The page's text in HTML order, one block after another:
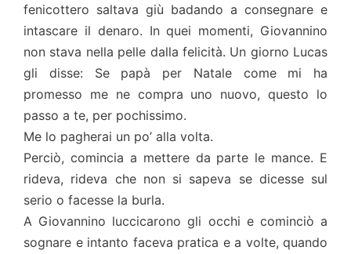
fenicottero saltava giù badando a consegnare e
intascare il denaro. In quei momenti, Giovannino
non stava nella pelle dalla felicità. Un giorno Lucas
gli disse: Se papà per Natale come mi ha
promesso me ne compra uno nuovo, questo lo
passo a te, per pochissimo.
Me lo pagherai un po’ alla volta.
Perciò, comincia a mettere da parte le mance. E
rideva, rideva che non si sapeva se dicesse sul
serio o facesse la burla.
A Giovannino luccicarono gli occhi e cominciò a
sognare e intanto faceva pratica e a volte, quando